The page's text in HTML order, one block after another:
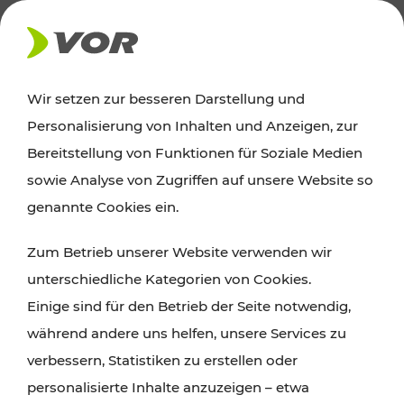
FAHRPLAN BUS & BAHN
VOR Widgets
Die Besucher:innen Ihrer Webseite möchten
Verkehrsmitteln, dem Fahrrad, zu Fuß oder dem
Auto zu Ihnen kommen und was das kostet?
Nichts leichter als das!
Wir setzen zur besseren Darstellung und
Personalisierung von Inhalten und Anzeigen, zur
Bereitstellung von Funktionen für Soziale Medien
sowie Analyse von Zugriffen auf unsere Website so
genannte Cookies ein.
Zum Betrieb unserer Website verwenden wir
unterschiedliche Kategorien von Cookies.
Einige sind für den Betrieb der Seite notwendig,
während andere uns helfen, unsere Services zu
verbessern, Statistiken zu erstellen oder
personalisierte Inhalte anzuzeigen – etwa